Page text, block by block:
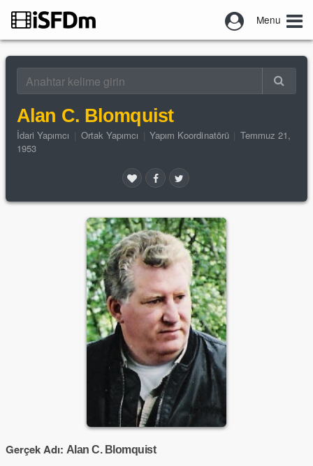
Menu
Alan C. Blomquist
İdari Yapımcı Ortak Yapımcı Yapım Koordinatörü
Temmuz 21,
1953
Gerçek Adı: Alan C. Blomquist